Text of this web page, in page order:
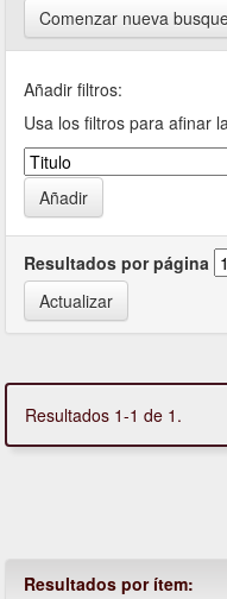
Comenzar nueva
Añadir filtros:
Usa los filtros para afinar
Resultados por página
Resultados 1-1 de 1.
Resultados por ítem: